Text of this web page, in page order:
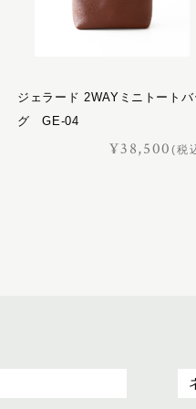
ジェラード 2WAYミニトートバ
グ GE-04
¥38,500(税